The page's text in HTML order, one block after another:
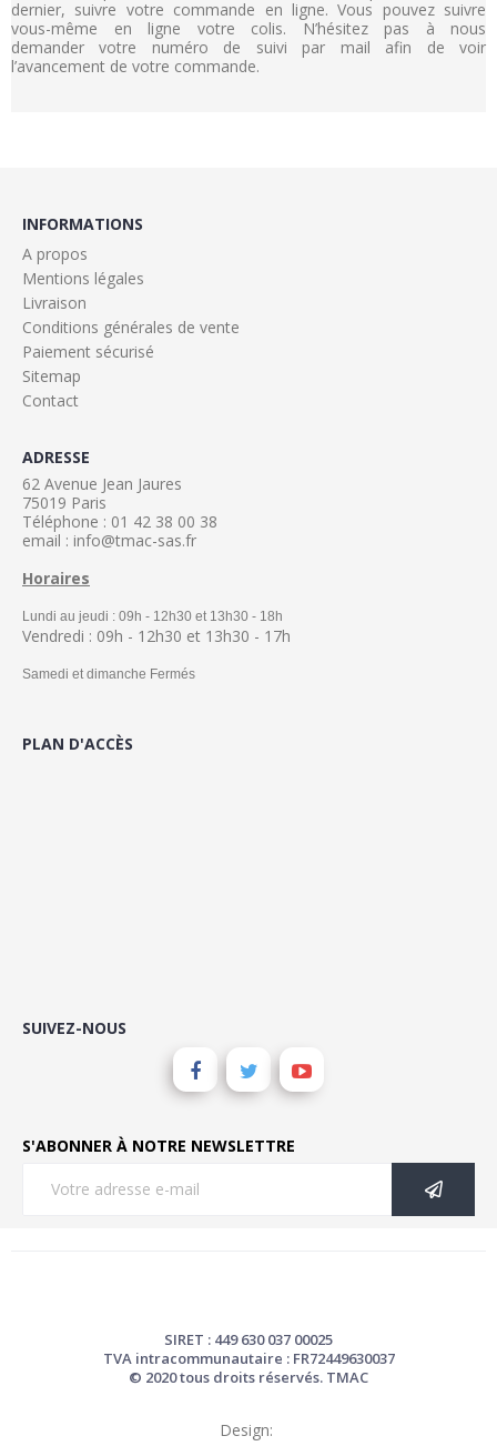
dernier, suivre votre commande en ligne. Vous pouvez suivre
vous-même en ligne votre colis. N’hésitez pas à nous
demander votre numéro de suivi par mail afin de voir
l’avancement de votre commande.
INFORMATIONS
A propos
Mentions légales
Livraison
Conditions générales de vente
Paiement sécurisé
Sitemap
Contact
ADRESSE
62 Avenue Jean Jaures
75019 Paris
Téléphone : 01 42 38 00 38
email : info@tmac-sas.fr
Horaires
Lundi au jeudi : 09h - 12h30 et 13h30 - 18h
Vendredi : 09h - 12h30 et 13h30 - 17h
Samedi et dimanche Fermés
PLAN D'ACCÈS
SUIVEZ-NOUS
S'ABONNER À NOTRE NEWSLETTRE
SIRET : 449 630 037 00025
TVA intracommunautaire : FR72449630037
© 2020 tous droits réservés. TMAC
Design: